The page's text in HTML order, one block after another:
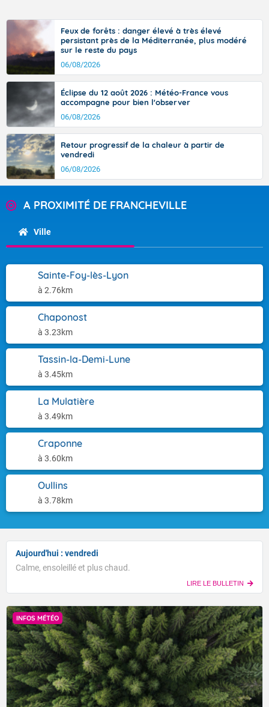
Feux de forêts : danger élevé à très élevé
persistant près de la Méditerranée, plus modéré
sur le reste du pays
06/08/2026
Éclipse du 12 août 2026 : Météo-France vous
accompagne pour bien l'observer
06/08/2026
Retour progressif de la chaleur à partir de
vendredi
06/08/2026
A PROXIMITÉ DE FRANCHEVILLE
Ville
Sainte-Foy-lès-Lyon
à 2.76km
Chaponost
à 3.23km
Tassin-la-Demi-Lune
à 3.45km
La Mulatière
à 3.49km
Craponne
à 3.60km
Oullins
à 3.78km
Aujourd'hui : vendredi
Calme, ensoleillé et plus chaud.
LIRE LE BULLETIN
INFOS MÉTÉO